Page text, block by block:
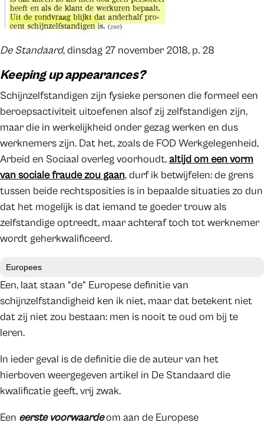
De Standaard, dinsdag 27 november 2018, p. 28
Keeping up appearances?
Schijnzelfstandigen zijn fysieke personen die formeel een
beroepsactiviteit uitoefenen alsof zij zelfstandigen zijn,
maar die in werkelijkheid onder gezag werken en dus
werknemers zijn. Dat het, zoals de FOD Werkgelegenheid,
Arbeid en Sociaal overleg voorhoudt,altijd om een vorm
van sociale fraude zou gaan, durf ik betwijfelen: de grens
tussen beide rechtsposities is in bepaalde situaties zo dun
dat het mogelijk is dat iemand te goeder trouw als
zelfstandige optreedt, maar achteraf toch tot werknemer
wordt geherkwalificeerd.
Europees
Een, laat staan “de” Europese definitie van
schijnzelfstandigheid ken ik niet, maar dat betekent niet
dat zij niet zou bestaan: men is nooit te oud om bij te
leren.
In ieder geval is de definitie die de auteur van het
hierboven weergegeven artikel in De Standaard die
kwalificatie geeft, vrij zwak.
Een eerste voorwaardeom aan de Europese